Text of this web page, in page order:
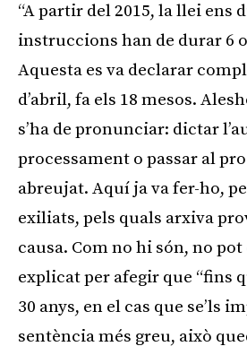
“A partir del 2015, la llei ens
instruccions han de durar 6
Aquesta es va declarar
d’abril, fa els 18 mesos.
s’ha de pronunciar: dictar
processament o passar al
abreujat. Aquí ja va fer-ho,
exiliats, pels quals arxiva
causa. Com no hi són, no
explicat per afegir que “fins
30 anys, en el cas que se’ls
sentència més greu, això